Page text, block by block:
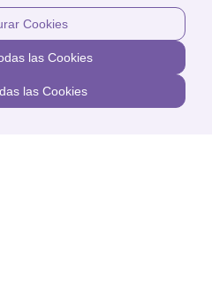
Cookies
las Cookies
las Cookies